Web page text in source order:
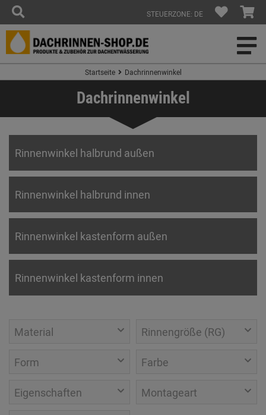
STEUERZONE: DE
Startseite Dachrinnenwinkel
Dachrinnenwinkel
Rinnenwinkel halbrund außen
Rinnenwinkel halbrund innen
Rinnenwinkel kastenform außen
Rinnenwinkel kastenform innen
Material Rinnengröße (RG)
Form Farbe
Eigenschaften Montageart